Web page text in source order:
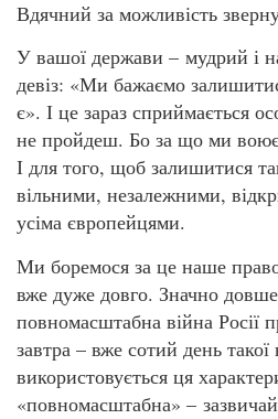
Вдячний за можливість
У вашої держави – мудрий і
девіз: «Ми бажаємо
є». І це зараз сприймається
не пройдеш. Бо за що ми
І для того, щоб залишитися
вільними, незалежними,
усіма європейцями.
Ми боремося за це наше
вже дуже довго. Значно
повномасштабна війна Росії
завтра – вже сотий день такої
використовується ця
«повномасштабна» –